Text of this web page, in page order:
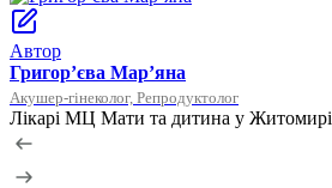
Автор
Григор’єва Мар’яна
Акушер-гінеколог, Репродуктолог
Лікарі МЦ Мати та дитина у Житомирі